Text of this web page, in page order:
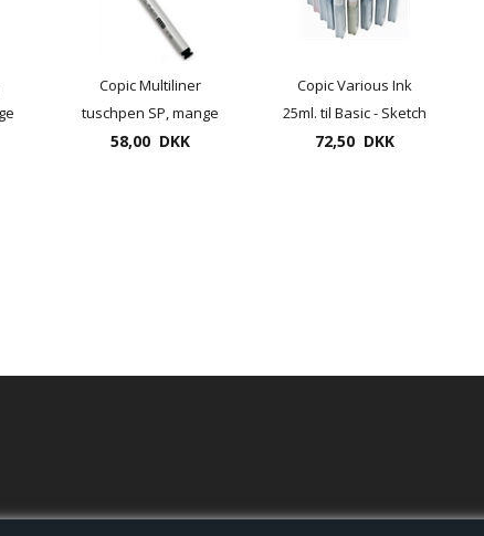
Copic Multiliner
tuschpen SP, mange
tykkelser - fra 0,03 etc.
58,00 DKK
Copic Various Ink
25ml. til Basic - Sketch
og Ciao marker
72,50 DKK